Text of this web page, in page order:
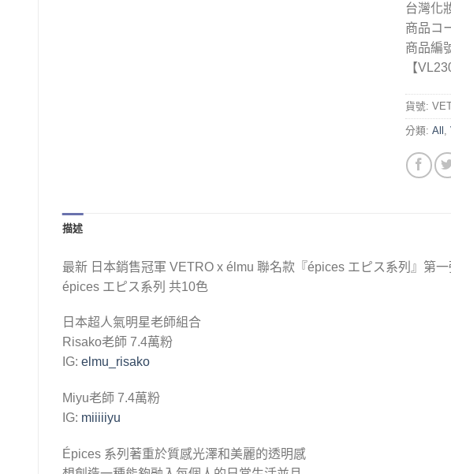
台灣化
商品コ
商品編
【
貨號:
分類: All
描述
最新 日本銷售冠軍 VETRO x élmu 聯名款『épices エピス系列』第
épices エピス系列 共10色
日本超人氣明星老師組合
Risako老師 7.4萬粉
IG: elmu_risako
Miyu老師 7.4萬粉
IG: miiiiiyu
Épices 系列著重於質感光澤和美麗的透明感